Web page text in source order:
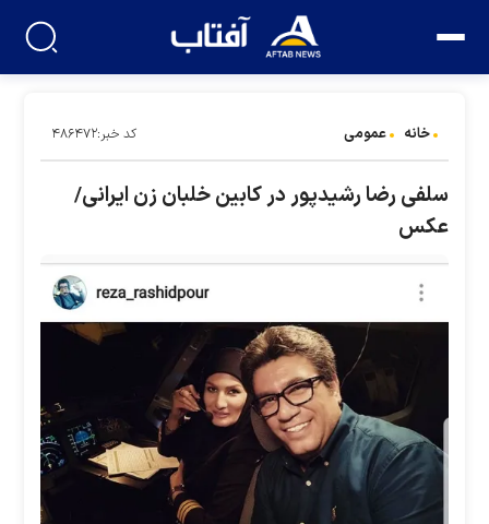
خانه عمومی کد خبر:۴۸۶۴۷۲
سلفی رضا رشیدپور در کابین خلبان زن ایرانی/
عکس